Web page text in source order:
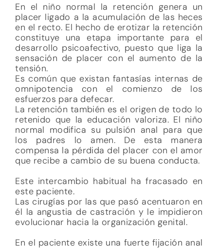
En el niño normal la retención genera un
placer ligado a la acumulación de las heces
en el recto. El hecho de erotizar la retención
constituye una etapa importante para el
desarrollo psicoafectivo, puesto que liga la
sensación de placer con el aumento de la
tensión.
Es común que existan fantasías internas de
omnipotencia con el comienzo de los
esfuerzos para defecar.
La retención también es el origen de todo lo
retenido que la educación valoriza. El niño
normal modifica su pulsión anal para que
los padres lo amen. De esta manera
compensa la pérdida del placer con el amor
que recibe a cambio de su buena conducta.
Este intercambio habitual ha fracasado en
este paciente.
Las cirugías por las que pasó acentuaron en
él la angustia de castración y le impidieron
evolucionar hacia la organización genital.
En el paciente existe una fuerte fijación anal